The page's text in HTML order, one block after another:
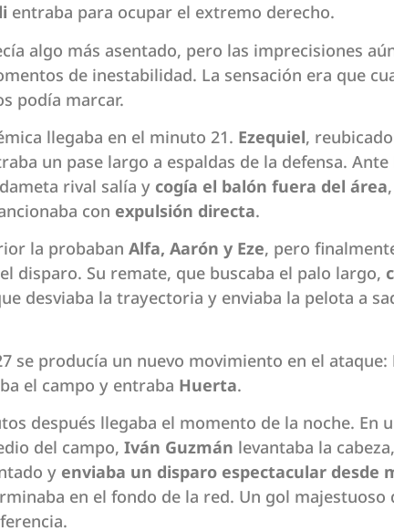
entraba para ocupar el extremo derecho.
algo más asentado, pero las imprecisiones
de inestabilidad. La sensación era que
podía marcar.
llegaba en el minuto 21. Ezequiel,
un pase largo a espaldas de la defensa.
rival salía y cogía el balón fuera del área
con expulsión directa.
la probaban Alfa, Aarón y Eze, pero
disparo. Su remate, que buscaba el palo largo,
desviaba la trayectoria y enviaba la pelota a
se producía un nuevo movimiento en el ataque:
el campo y entraba Huerta.
después llegaba el momento de la noche. En
del campo, Iván Guzmán levantaba la
y enviaba un disparo espectacular desde
en el fondo de la red. Un gol majestuoso